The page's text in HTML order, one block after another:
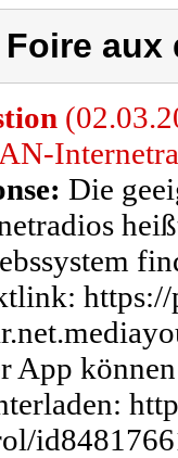
Foire
Die
https://
App